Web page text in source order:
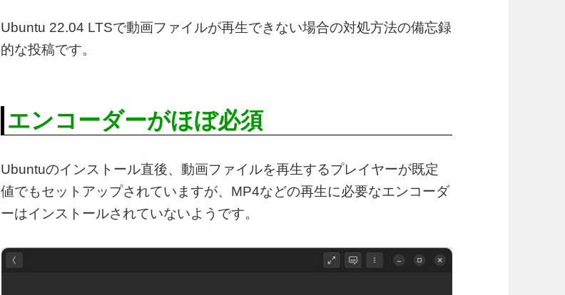
Ubuntu 22.04 LTSで動画ファイルが再生できない場合の対処方法の備忘録
的な投稿です。
エンコーダーがほぼ必須
Ubuntuのインストール直後、動画ファイルを再生するプレイヤーが既定
値でもセットアップされていますが、MP4などの再生に必要なエンコーダ
ーはインストールされていないようです。